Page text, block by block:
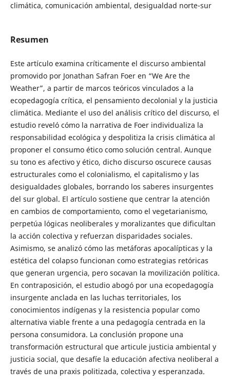
climática, comunicación ambiental, desigualdad norte-sur
Resumen
Este artículo examina críticamente el discurso ambiental
promovido por Jonathan Safran Foer en “We Are the
Weather”, a partir de marcos teóricos vinculados a la
ecopedagogía crítica, el pensamiento decolonial y la justicia
climática. Mediante el uso del análisis crítico del discurso, el
estudio reveló cómo la narrativa de Foer individualiza la
responsabilidad ecológica y despolitiza la crisis climática al
proponer el consumo ético como solución central. Aunque
su tono es afectivo y ético, dicho discurso oscurece causas
estructurales como el colonialismo, el capitalismo y las
desigualdades globales, borrando los saberes insurgentes
del sur global. El artículo sostiene que centrar la atención
en cambios de comportamiento, como el vegetarianismo,
perpetúa lógicas neoliberales y moralizantes que dificultan
la acción colectiva y refuerzan disparidades sociales.
Asimismo, se analizó cómo las metáforas apocalípticas y la
estética del colapso funcionan como estrategias retóricas
que generan urgencia, pero socavan la movilización política.
En contraposición, el estudio abogó por una ecopedagogía
insurgente anclada en las luchas territoriales, los
conocimientos indígenas y la resistencia popular como
alternativa viable frente a una pedagogía centrada en la
persona consumidora. La conclusión propone una
transformación estructural que articule justicia ambiental y
justicia social, que desafíe la educación afectiva neoliberal a
través de una praxis politizada, colectiva y esperanzada.